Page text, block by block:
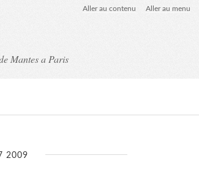
Aller au contenu Aller au menu
Mantes a Paris
2009